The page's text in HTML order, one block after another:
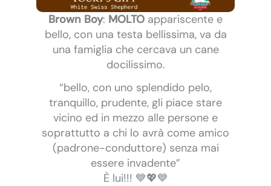
Brown Boy: MOLTO appariscente e
bello, con una testa bellissima, va da
una famiglia che cercava un cane
docilissimo.
“bello, con uno splendido pelo,
tranquillo, prudente, gli piace stare
vicino ed in mezzo alle persone e
soprattutto a chi lo avrà come amico
(padrone-conduttore) senza mai
essere invadente”
È lui!!! 💙💖💙